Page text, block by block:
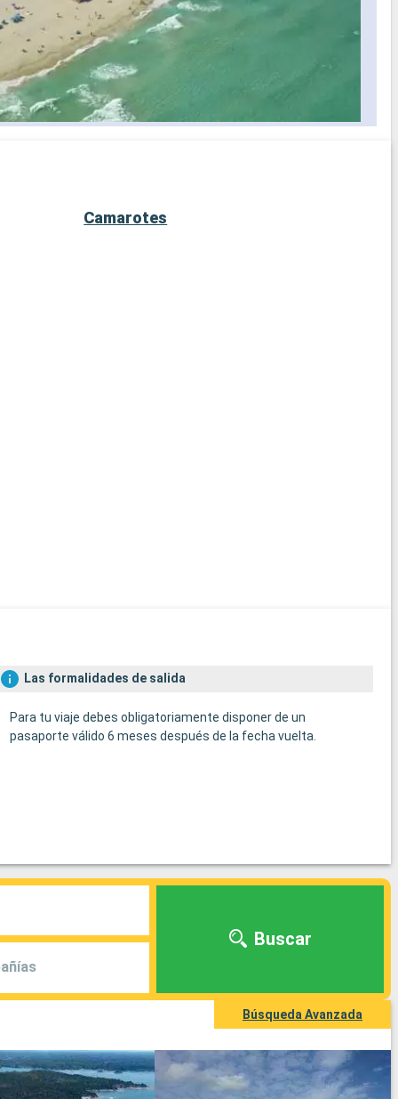
Camarotes
Las formalidades de salida
Para tu viaje debes obligatoriamente disponer de un
pasaporte válido 6 meses después de la fecha vuelta.
Buscar
Búsqueda Avanzada